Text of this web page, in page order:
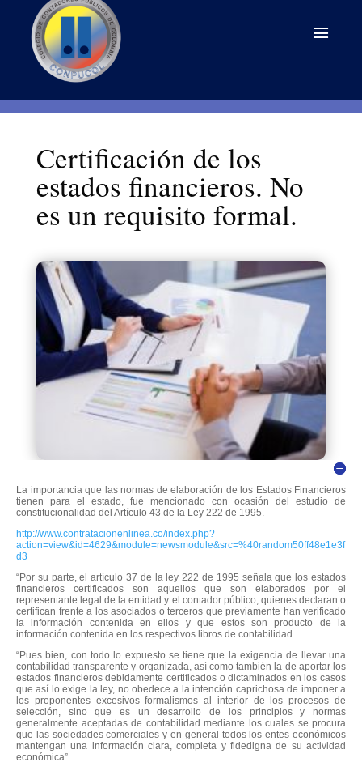
Certificación de los
estados financieros. No
es un requisito formal.
La importancia que las normas de elaboración de los Estados Financieros
tienen para el estado, fue mencionado con ocasión del estudio de
constitucionalidad del Artículo 43 de la Ley 222 de 1995.
http://www.contratacionenlinea.co/index.php?
action=view&id=4629&module=newsmodule&src=%40random50ff48e1e3f
d3
“Por su parte, el artículo 37 de la ley 222 de 1995 señala que los estados
financieros certificados son aquellos que son elaborados por el
representante legal de la entidad y el contador público, quienes declaran o
certifican frente a los asociados o terceros que previamente han verificado
la información contenida en ellos y que estos son producto de la
información contenida en los respectivos libros de contabilidad.
“Pues bien, con todo lo expuesto se tiene que la exigencia de llevar una
contabilidad transparente y organizada, así como también la de aportar los
estados financieros debidamente certificados o dictaminados en los casos
que así lo exige la ley, no obedece a la intención caprichosa de imponer a
los proponentes excesivos formalismos al interior de los procesos de
selección, sino que es un desarrollo de los principios y normas
generalmente aceptadas de contabilidad mediante los cuales se procura
que las sociedades comerciales y en general todos los entes económicos
mantengan una información clara, completa y fidedigna de su actividad
económica”.